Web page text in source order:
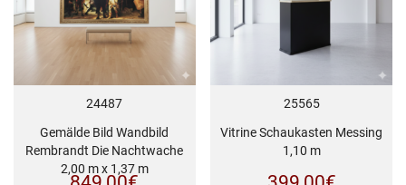
24487
Gemälde Bild Wandbild
Rembrandt Die Nachtwache
2,00 m x 1,37 m
25565
Vitrine Schaukasten Messing
1,10 m